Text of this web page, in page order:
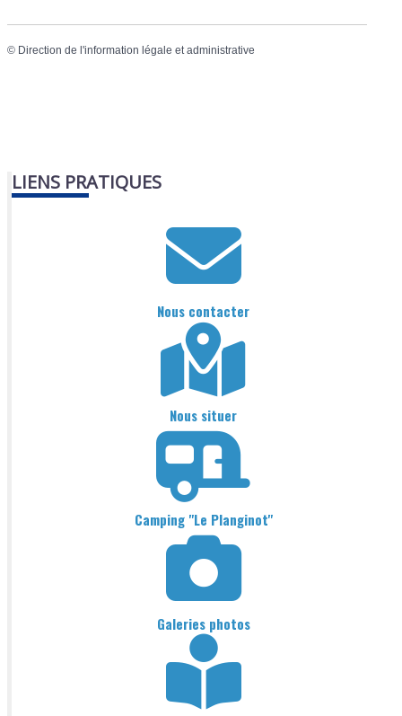
© Direction de l'information légale et administrative
LIENS PRATIQUES
Nous contacter
Nous situer
Camping "Le Planginot"
Galeries photos